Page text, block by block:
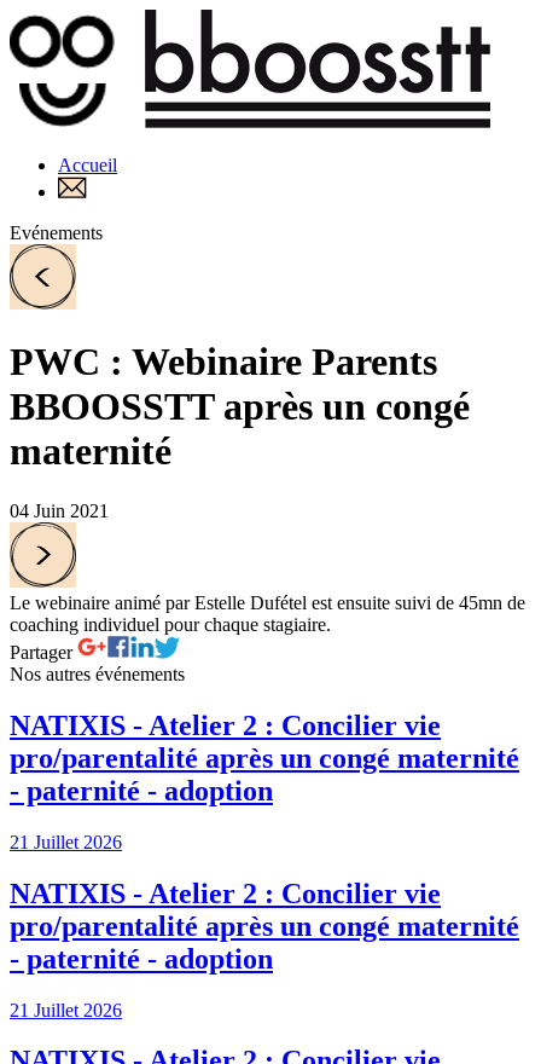
Accueil
Evénements
PWC : Webinaire Parents
BBOOSSTT après un congé
maternité
04 Juin 2021
Le webinaire animé par Estelle Dufétel est ensuite suivi de 45mn de
coaching individuel pour chaque stagiaire.
Partager
Nos autres événements
NATIXIS - Atelier 2 : Concilier vie
pro/parentalité après un congé maternité
- paternité - adoption
21 Juillet 2026
NATIXIS - Atelier 2 : Concilier vie
pro/parentalité après un congé maternité
- paternité - adoption
21 Juillet 2026